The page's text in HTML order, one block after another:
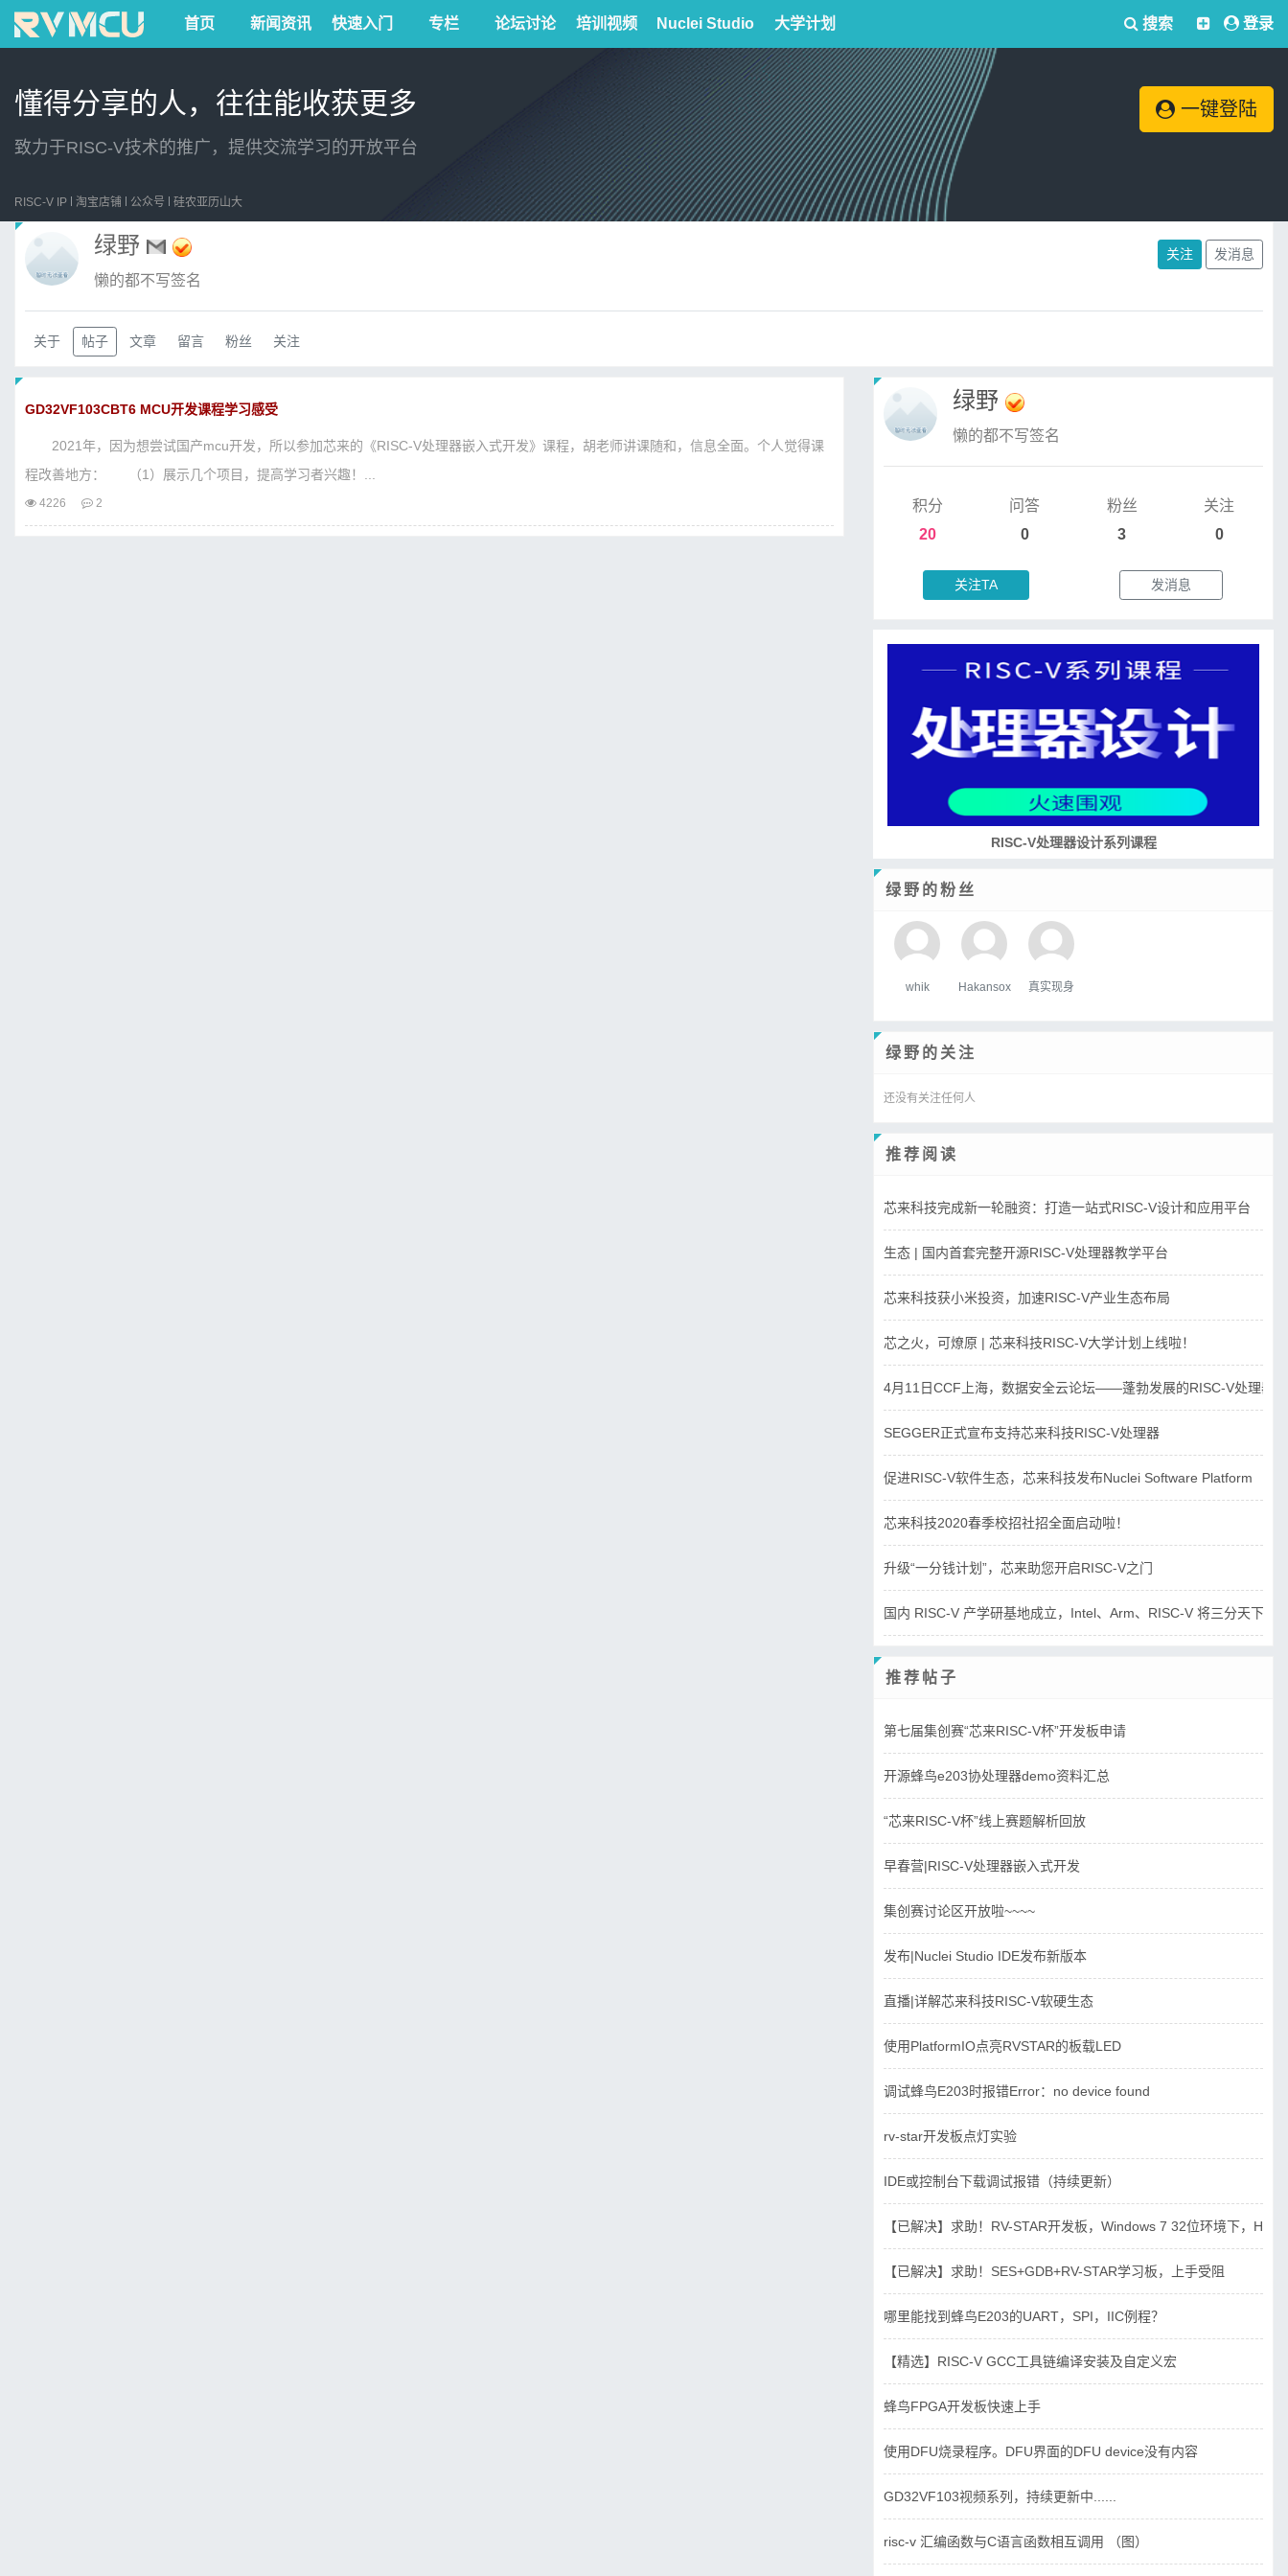
首页 新闻资讯 快速入门 专栏 论坛讨论 培训视频 Nuclei Studio 大学计划 搜索 登录
懂得分享的人，往往能收获更多
致力于RISC-V技术的推广，提供交流学习的开放平台
一键登陆
RISC-V IP 淘宝店铺 公众号 硅农亚历山大
绿野
懒的都不写签名
关注 发消息
关于 帖子 文章 留言 粉丝 关注
GD32VF103CBT6 MCU开发课程学习感受
2021年，因为想尝试国产mcu开发，所以参加芯来的《RISC-V处理器嵌入式开发》课程，胡老师讲课随和，信息全面。个人觉得课
程改善地方： （1）展示几个项目，提高学习者兴趣！...
4226 2
绿野
懒的都不写签名
积分
20
问答
0
粉丝
3
关注
0
关注TA 发消息
RISC-V处理器设计系列课程
绿野的粉丝
whik Hakansox 真实现身
绿野的关注
还没有关注任何人
推荐阅读
芯来科技完成新一轮融资：打造一站式RISC-V设计和应用平台
生态 | 国内首套完整开源RISC-V处理器教学平台
芯来科技获小米投资，加速RISC-V产业生态布局
芯之火，可燎原 | 芯来科技RISC-V大学计划上线啦！
4月11日CCF上海，数据安全云论坛——蓬勃发展的RISC-V处理器
SEGGER正式宣布支持芯来科技RISC-V处理器
促进RISC-V软件生态，芯来科技发布Nuclei Software Platform
芯来科技2020春季校招社招全面启动啦！
升级“一分钱计划”，芯来助您开启RISC-V之门
国内 RISC-V 产学研基地成立，Intel、Arm、RISC-V 将三分天下？
推荐帖子
第七届集创赛“芯来RISC-V杯”开发板申请
开源蜂鸟e203协处理器demo资料汇总
“芯来RISC-V杯”线上赛题解析回放
早春营|RISC-V处理器嵌入式开发
集创赛讨论区开放啦~~~~
发布|Nuclei Studio IDE发布新版本
直播|详解芯来科技RISC-V软硬生态
使用PlatformIO点亮RVSTAR的板载LED
调试蜂鸟E203时报错Error：no device found
rv-star开发板点灯实验
IDE或控制台下载调试报错（持续更新）
【已解决】求助！RV-STAR开发板，Windows 7 32位环境下，
【已解决】求助！SES+GDB+RV-STAR学习板，上手受阻
哪里能找到蜂鸟E203的UART，SPI，IIC例程？
【精选】RISC-V GCC工具链编译安装及自定义宏
蜂鸟FPGA开发板快速上手
使用DFU烧录程序。DFU界面的DFU device没有内容
GD32VF103视频系列，持续更新中......
risc-v 汇编函数与C语言函数相互调用 （图）